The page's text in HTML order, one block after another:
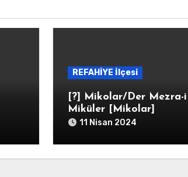
REFAHİYE İlçesi
[?] Mikolar/Der Mezra-i
Miküler [Mikolar]
11 Nisan 2024